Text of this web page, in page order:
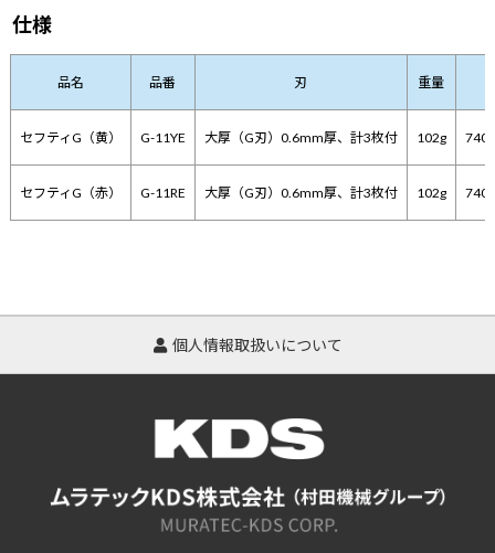
仕様
品名 品番 刃 重量
セフティG（黄） G-11YE 大厚（G刃）0.6mm厚、計3枚付 102g 740
セフティG（赤） G-11RE 大厚（G刃）0.6mm厚、計3枚付 102g 740
個人情報取扱いについて